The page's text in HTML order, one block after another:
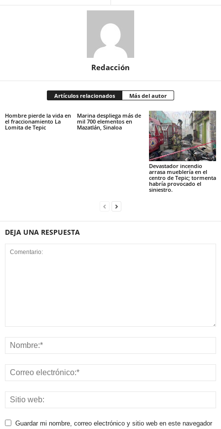
Redacción
Artículos relacionados Más del autor
Hombre pierde la vida en
el fraccionamiento La
Lomita de Tepic
Marina despliega más de
mil 700 elementos en
Mazatlán, Sinaloa
Devastador incendio
arrasa mueblería en el
centro de Tepic; tormenta
habría provocado el
siniestro.
DEJA UNA RESPUESTA
Guardar mi nombre, correo electrónico y sitio web en este navegador